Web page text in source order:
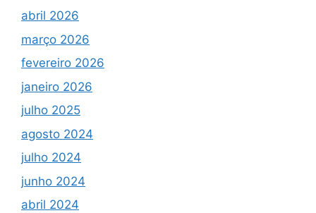
abril 2026
março 2026
fevereiro 2026
janeiro 2026
julho 2025
agosto 2024
julho 2024
junho 2024
abril 2024